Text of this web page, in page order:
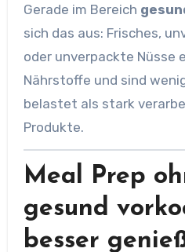
Gerade im Bereich
sich das aus: Frisches,
oder unverpackte Nüsse
Nährstoffe und sind
belastet als stark
Produkte.
Meal Prep
gesund
besser